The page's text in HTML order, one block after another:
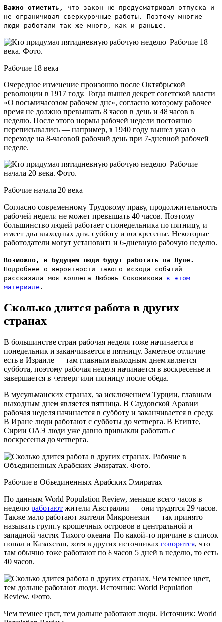
Важно отметить,
что закон не предусматривал отпуска и
не ограничивал сверхурочные работы. Поэтому многие
люди работали так же много, как и раньше.
Рабочие 18 века
Очередное изменение произошло после Октябрьской
революции в 1917 году. Тогда вышел декрет советской власти
«О восьмичасовом рабочем дне», согласно которому рабочее
время не должно превышать 8 часов в день и 48 часов в
неделю. После этого нормы рабочей недели постоянно
переписывались — например, в 1940 году вышел указ о
переходе на 8-часовой рабочий день при 7-дневной рабочей
неделе.
Рабочие начала 20 века
Согласно современному Трудовому праву, продолжительность
рабочей недели не может превышать 40 часов. Поэтому
большинство людей работает с понедельника по пятницу, и
имеет два выходных дня: субботу и воскресенье. Некоторые
работодатели могут установить и 6-дневную рабочую неделю.
Возможно, в будущем люди будут работать на Луне.
Подробнее о вероятности такого исхода событий
рассказала моя коллега Любовь Соковикова в этом
материале .
Сколько длится работа в других
странах
В большинстве стран рабочая неделя тоже начинается в
понедельник и заканчивается в пятницу. Заметное отличие
есть в Израиле — там главным выходным днем является
суббота, поэтому рабочая неделя начинается в воскресенье и
завершается в четверг или пятницу после обеда.
В мусульманских странах, за исключением Турции, главным
выходным днем является пятница. В Саудовской Аравии
рабочая неделя начинается в субботу и заканчивается в среду.
В Иране люди работают с субботы до четверга. В Египте,
Сирии ОАЭ люди уже давно привыкли работать с
воскресенья до четверга.
Рабочие в Объединенных Арабских Эмиратах
По данным World Population Review, меньше всего часов в
неделю работают жители Австралии — они трудятся 29 часов.
Также мало работают жители Микронезии — так принято
называть группу крошечных островов в центральной и
западной частях Тихого океана. По какой-то причине в список
попал и Казахстан, хотя в других источниках говорится, что
там обычно тоже работают по 8 часов 5 дней в неделю, то есть
40 часов.
Чем темнее цвет, тем дольше работают люди. Источник: World